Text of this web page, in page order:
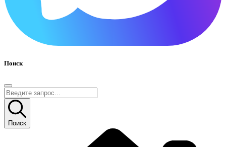
Поиск
Поиск